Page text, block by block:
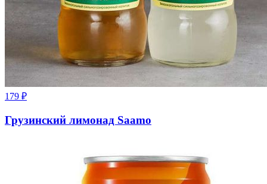
179 ₽
Грузинский лимонад Saamo